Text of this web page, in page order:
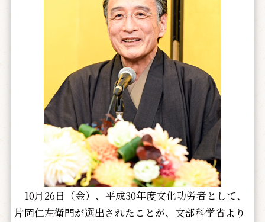
10月26日（金）、平成30年度文化功労者として、
片岡仁左衛門が選出されたことが、文部科学省より